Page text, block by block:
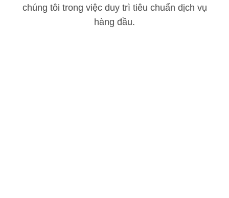
chúng tôi trong việc duy trì tiêu chuẩn dịch vụ
hàng đầu.